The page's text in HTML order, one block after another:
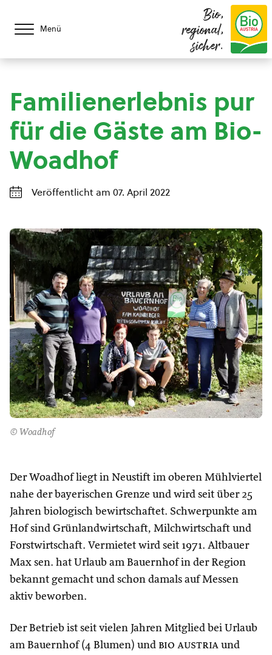
Menü
Bio,
regional,
sicher.
Familienerlebnis pur
für die Gäste am Bio-
Woadhof
Veröffentlicht am 07. April 2022
© Woadhof
Der Woadhof liegt in Neustift im oberen Mühlviertel
nahe der bayerischen Grenze und wird seit über 25
Jahren biologisch bewirtschaftet. Schwerpunkte am
Hof sind Grünlandwirtschaft, Milchwirtschaft und
Forstwirtschaft. Vermietet wird seit 1971. Altbauer
Max sen. hat Urlaub am Bauernhof in der Region
bekannt gemacht und schon damals auf Messen
aktiv beworben.
Der Betrieb ist seit vielen Jahren Mitglied bei Urlaub
am Bauernhof (4 Blumen) und bio austria und